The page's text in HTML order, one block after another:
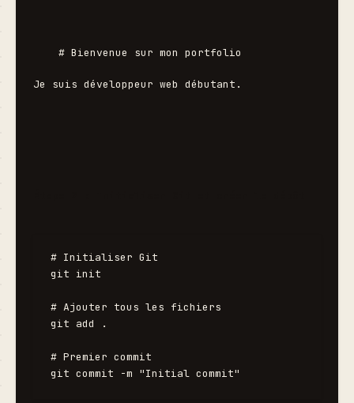
    # Bienvenue sur mon portfolio
Je suis développeur web débutant.
# Initialiser Git
git init
# Ajouter tous les fichiers
git add .
# Premier commit